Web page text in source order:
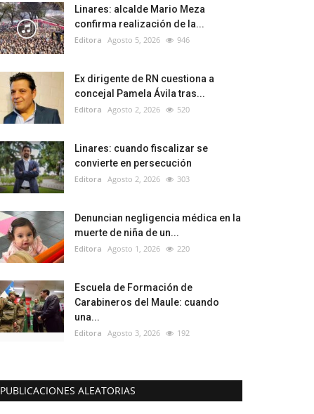
Linares: alcalde Mario Meza
confirma realización de la...
Editora Agosto 5, 2026 946
Ex dirigente de RN cuestiona a
concejal Pamela Ávila tras...
Editora Agosto 2, 2026 520
Linares: cuando fiscalizar se
convierte en persecución
Editora Agosto 2, 2026 303
Denuncian negligencia médica en la
muerte de niña de un...
Editora Agosto 1, 2026 220
Escuela de Formación de
Carabineros del Maule: cuando
una...
Editora Agosto 3, 2026 192
PUBLICACIONES ALEATORIAS